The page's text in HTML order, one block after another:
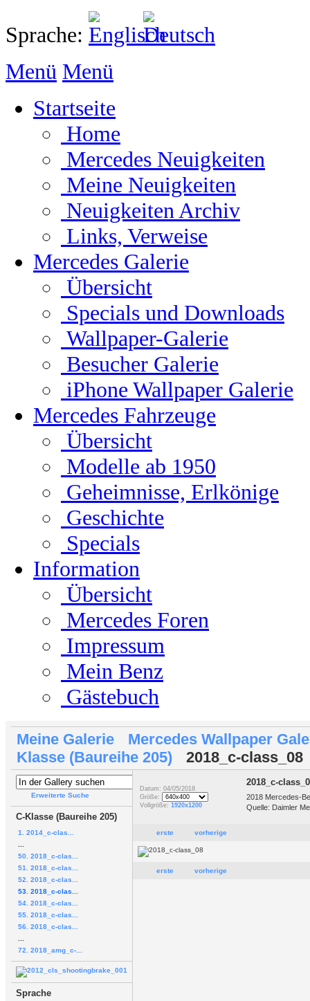
Sprache:
Menü Menü
Startseite
Home
Mercedes Neuigkeiten
Meine Neuigkeiten
Neuigkeiten Archiv
Links, Verweise
Mercedes Galerie
Übersicht
Specials und Downloads
Wallpaper-Galerie
Besucher Galerie
iPhone Wallpaper Galerie
Mercedes Fahrzeuge
Übersicht
Modelle ab 1950
Geheimnisse, Erlkönige
Geschichte
Specials
Information
Übersicht
Mercedes Foren
Impressum
Mein Benz
Gästebuch
Meine Galerie
Mercedes Wallpaper
Klasse (Baureihe 205)
2018_c-class_08
Erweiterte Suche
C-Klasse (Baureihe 205)
1. 2014_c-clas...
50. 2018_c-clas...
51. 2018_c-clas...
52. 2018_c-clas...
53. 2018_c-clas...
54. 2018_c-clas...
55. 2018_c-clas...
56. 2018_c-clas...
72. 2018_amg_c-...
Sprache
Datum: 04/05/2018
Größe:
Vollgröße: 1920x1200
2018_c-
2018 Mercedes-
Quelle: Daimler
erste vorherige
erste vorherige